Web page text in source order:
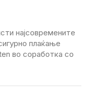
најсовремените
плаќање
во соработка со